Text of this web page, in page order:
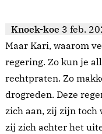
Knoek-koe 3 feb.
Maar Kari, waarom
regering. Zo kun je
rechtpraten. Zo
drogreden. Deze
zich aan, zij zijn toch
zij zich achter het